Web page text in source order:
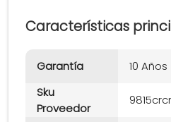
Características
Garantía
10 Años
Sku
Proveedor
9815crcr